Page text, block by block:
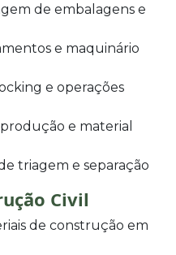
de embalagens e
e maquinário
e operações
e material
triagem e separação
Civil
de construção em